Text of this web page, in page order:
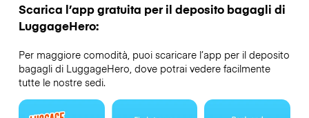
Scarica l’app gratuita per il deposito bagagli di
LuggageHero:
Per maggiore comodità, puoi scaricare l’app per il deposito
bagagli di LuggageHero, dove potrai vedere facilmente
tutte le nostre sedi.